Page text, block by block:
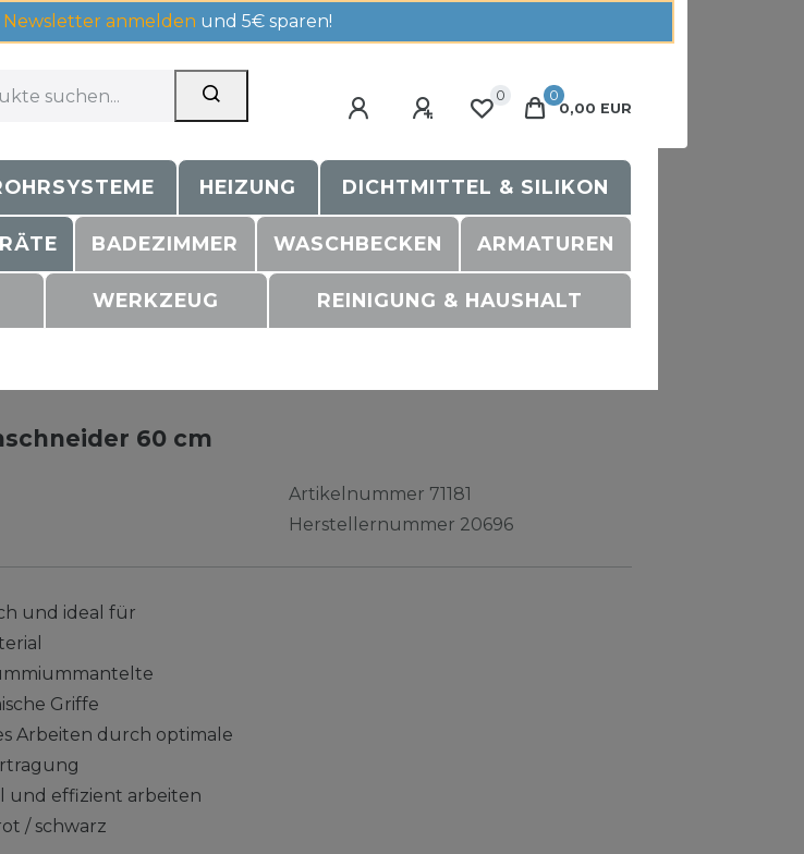
Newsletter anmelden und 5€ sparen!
0
0
0,00 EUR
HEIZUNG DICHTMITTEL & SILIKON
BADEZIMMER WASCHBECKEN ARMATUREN
WERKZEUG REINIGUNG & HAUSHALT
60 cm
Artikelnummer 71181
Herstellernummer 20696
und ideal für
Griffe
Arbeiten durch optimale
und effizient arbeiten
/ schwarz